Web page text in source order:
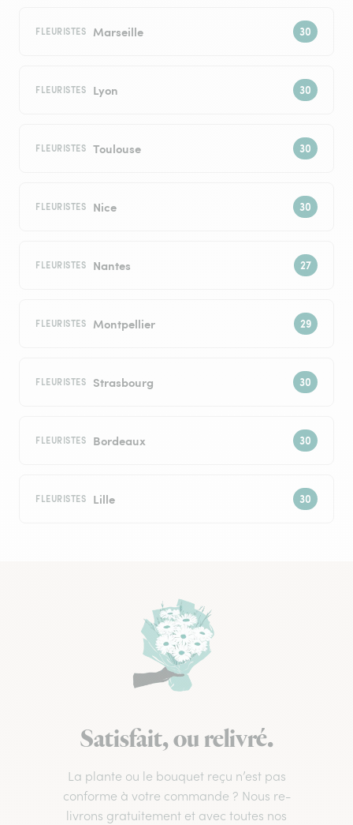
FLEURISTES Marseille
FLEURISTES Lyon
FLEURISTES Toulouse
FLEURISTES Nice
FLEURISTES Nantes
FLEURISTES Montpellier
FLEURISTES Strasbourg
FLEURISTES Bordeaux
FLEURISTES Lille
Satisfait, ou relivré.
La plante ou le bouquet reçu n’est pas
conforme à votre commande ? Nous re-
livrons gratuitement et avec toutes nos